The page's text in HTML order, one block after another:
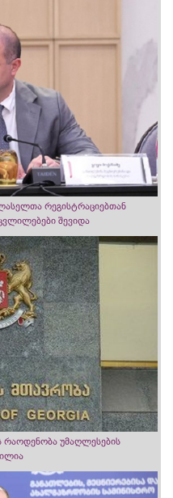
რეგისტრაციებთან
შევიდა
რაოდენობა უმაღლესების